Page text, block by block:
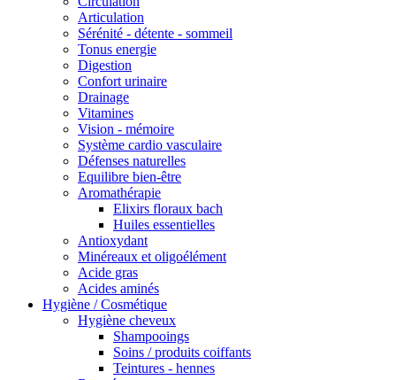
Articulation
Sérénité - détente - sommeil
Tonus energie
Digestion
Confort urinaire
Drainage
Vitamines
Vision - mémoire
Système cardio vasculaire
Défenses naturelles
Equilibre bien-être
Aromathérapie
Elixirs floraux bach
Huiles essentielles
Antioxydant
Minéreaux et oligoélément
Acide gras
Acides aminés
Hygiène / Cosmétique
Hygiène cheveux
Shampooings
Soins / produits coiffants
Teintures - hennes